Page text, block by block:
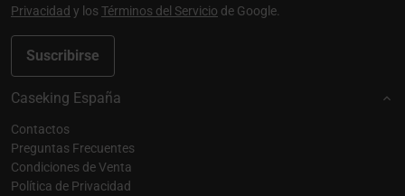
Suscribirse
Privacidad y losTérminos del Servicio de Google.
Caseking España
Contactos
Preguntas Frecuentes
Condiciones de Venta
Política de Privacidad